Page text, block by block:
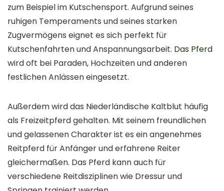
zum Beispiel im Kutschensport. Aufgrund seines
ruhigen Temperaments und seines starken
Zugvermögens eignet es sich perfekt für
Kutschenfahrten und Anspannungsarbeit. Das Pferd
wird oft bei Paraden, Hochzeiten und anderen
festlichen Anlässen eingesetzt.
Außerdem wird das Niederländische Kaltblut häufig
als Freizeitpferd gehalten. Mit seinem freundlichen
und gelassenen Charakter ist es ein angenehmes
Reitpferd für Anfänger und erfahrene Reiter
gleichermaßen. Das Pferd kann auch für
verschiedene Reitdisziplinen wie Dressur und